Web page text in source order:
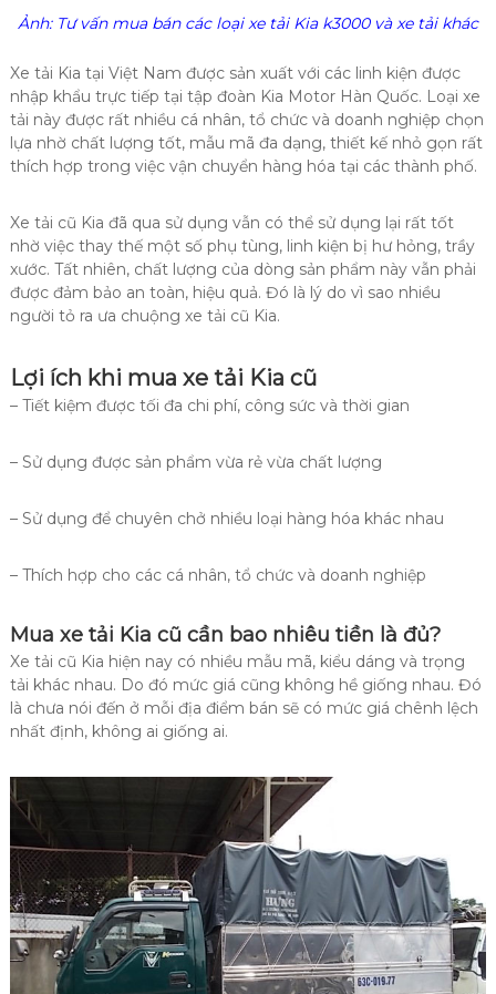
Ảnh: Tư vấn mua bán các loại xe tải Kia k3000 và xe tải khác
Xe tải Kia tại Việt Nam được sản xuất với các linh kiện được
nhập khẩu trực tiếp tại tập đoàn Kia Motor Hàn Quốc. Loại xe
tải này được rất nhiều cá nhân, tổ chức và doanh nghiệp chọn
lựa nhờ chất lượng tốt, mẫu mã đa dạng, thiết kế nhỏ gọn rất
thích hợp trong việc vận chuyển hàng hóa tại các thành phố.
Xe tải cũ Kia đã qua sử dụng vẫn có thể sử dụng lại rất tốt
nhờ việc thay thế một số phụ tùng, linh kiện bị hư hỏng, trầy
xước. Tất nhiên, chất lượng của dòng sản phẩm này vẫn phải
được đảm bảo an toàn, hiệu quả. Đó là lý do vì sao nhiều
người tỏ ra ưa chuộng xe tải cũ Kia.
Lợi ích khi mua xe tải Kia cũ
– Tiết kiệm được tối đa chi phí, công sức và thời gian
– Sử dụng được sản phẩm vừa rẻ vừa chất lượng
– Sử dụng để chuyên chở nhiều loại hàng hóa khác nhau
– Thích hợp cho các cá nhân, tổ chức và doanh nghiệp
Mua xe tải Kia cũ cần bao nhiêu tiền là đủ?
Xe tải cũ Kia hiện nay có nhiều mẫu mã, kiểu dáng và trọng
tải khác nhau. Do đó mức giá cũng không hề giống nhau. Đó
là chưa nói đến ở mỗi địa điểm bán sẽ có mức giá chênh lệch
nhất định, không ai giống ai.